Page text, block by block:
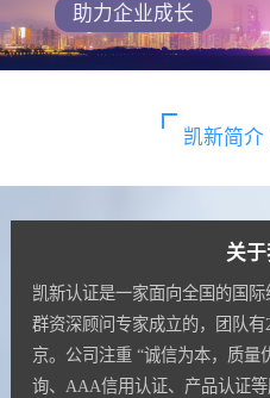
助力企业成长
凯新简介
关于
凯新认证是一家面向全国的国
群资深顾问专家成立的，团队
京。公司注重 “诚信为本，质量
询、AAA信用认证、产品认证